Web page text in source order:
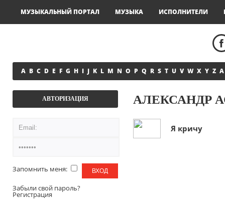
МУЗЫКАЛЬНЫЙ ПОРТАЛ МУЗЫКА ИСПОЛНИТЕЛИ
A B C D E F G H I J K L M N O P Q R S T U V W X Y Z А
АВТОРИЗАЦИЯ
Запомнить меня:
Забыли свой пароль?
Регистрация
АЛЕКСАНДР
Я кричу